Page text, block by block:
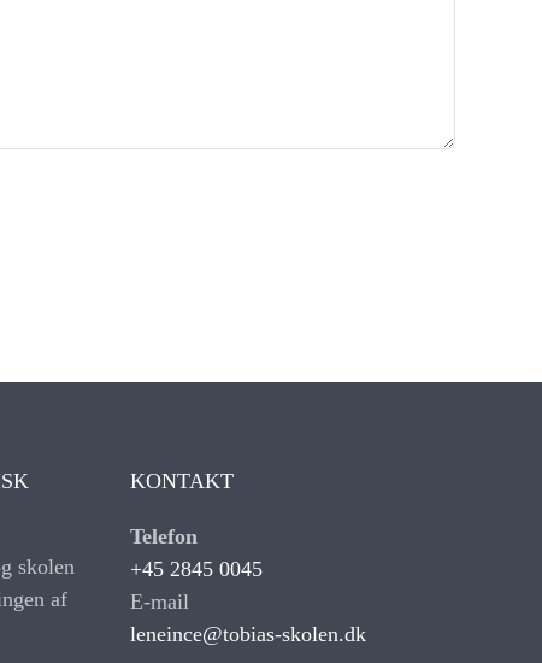
skolen
af
KONTAKT
Telefon
+45 2845 0045
E-mail
leneince@tobias-skolen.dk